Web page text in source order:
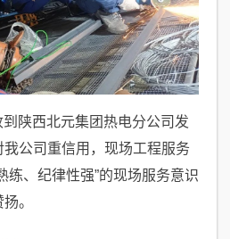
陕西北元集团热电分公司发
公司重信用，现场工程服务
练、纪律性强”的现场服务意识
。